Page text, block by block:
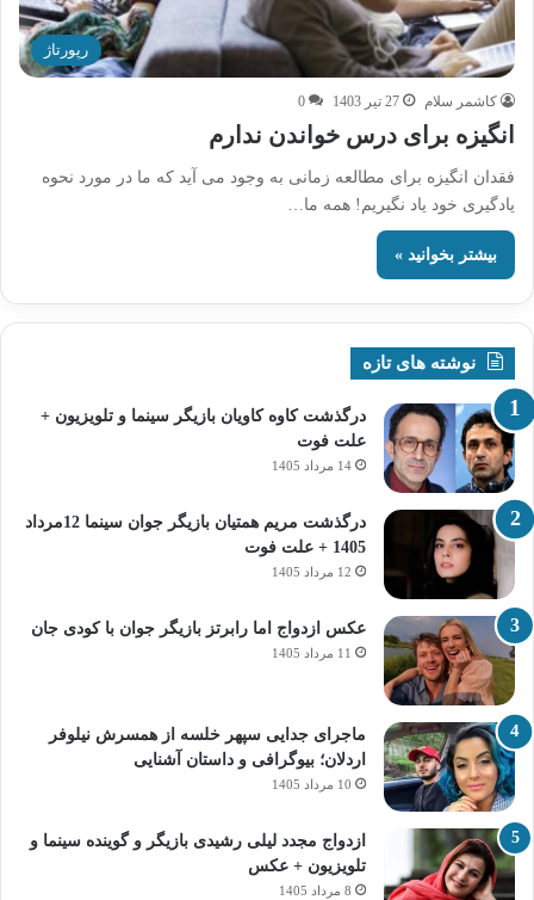
رپورتاژ
کاشمر سلام 27 تیر 1403 0
انگیزه برای درس خواندن ندارم
فقدان انگیزه برای مطالعه زمانی به وجود می آید که ما در مورد نحوه
یادگیری خود یاد نگیریم! همه ما…
بیشتر بخوانید »
نوشته های تازه
درگذشت کاوه کاویان بازیگر سینما و تلویزیون +
علت فوت
14 مرداد 1405
درگذشت مریم همتیان بازیگر جوان سینما 12مرداد
1405 + علت فوت
12 مرداد 1405
عکس ازدواج اما رابرتز بازیگر جوان با کودی جان
11 مرداد 1405
ماجرای جدایی سپهر خلسه از همسرش نیلوفر
اردلان؛ بیوگرافی و داستان آشنایی
10 مرداد 1405
ازدواج مجدد لیلی رشیدی بازیگر و گوینده سینما و
تلویزیون + عکس
8 مرداد 1405